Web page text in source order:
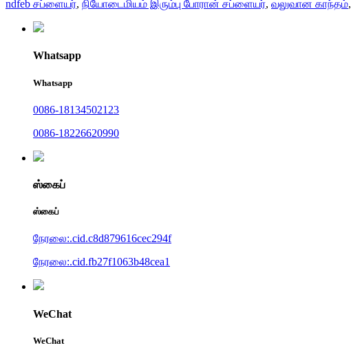
ndfeb சப்ளையர், நியோடைமியம் இரும்பு போரான் சப்ளையர், வலுவான காந்தம்,
Whatsapp
Whatsapp
0086-18134502123
0086-18226620990
ஸ்கைப்
ஸ்கைப்
நேரலை:.cid.c8d879616cec294f
நேரலை:.cid.fb27f1063b48cea1
WeChat
WeChat